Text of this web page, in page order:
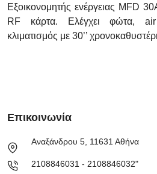
Εξοικονομητής ενέργειας MFD
RF κάρτα. Ελέγχει φώτα,
κλιματισμός με 30’’
Επικοινωνία
Αναξάνδρου 5, 11631 Αθήνα
2108846031 - 2108846032"